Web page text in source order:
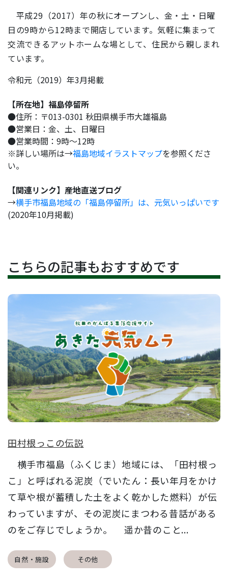
平成29（2017）年の秋にオープンし、金・土・日曜
日の9時から12時まで開店しています。気軽に集まって
交流できるアットホームな場として、住民から親しまれ
ています。
令和元（2019）年3月掲載
【所在地】福島停留所
●住所：〒013-0301 秋田県横手市大雄福島
●営業日：金、土、日曜日
●営業時間：9時～12時
※詳しい場所は→福島地域イラストマップを参照くださ
い。
【関連リンク】産地直送ブログ
→横手市福島地域の「福島停留所」は、元気いっぱいです
(2020年10月掲載)
こちらの記事もおすすめです
田村根っこの伝説
横手市福島（ふくじま）地域には、「田村根っ
こ」と呼ばれる泥炭（でいたん：長い年月をかけ
て草や根が蓄積した土をよく乾かした燃料）が伝
わっていますが、その泥炭にまつわる昔話がある
のをご存じでしょうか。 遥か昔のこと...
自然・施設 その他